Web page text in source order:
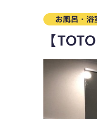
お風呂・浴
【